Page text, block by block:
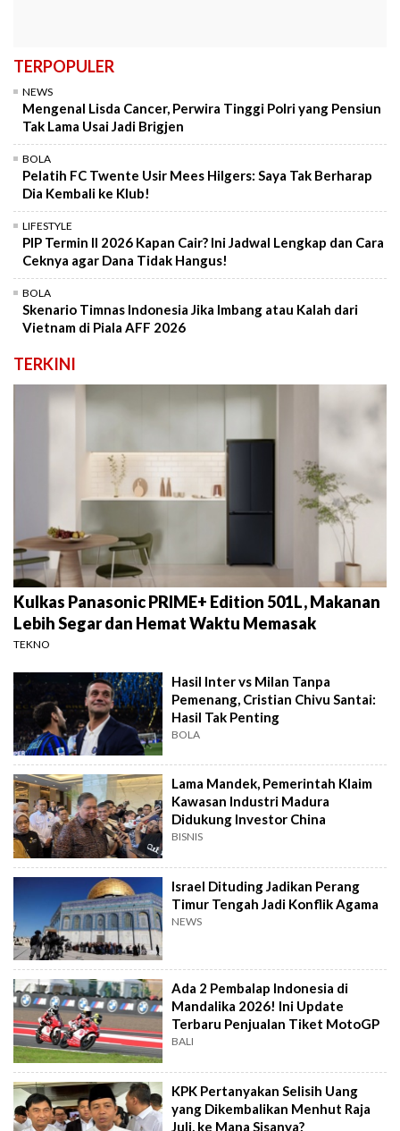
TERPOPULER
NEWS
Mengenal Lisda Cancer, Perwira Tinggi Polri yang Pensiun
Tak Lama Usai Jadi Brigjen
BOLA
Pelatih FC Twente Usir Mees Hilgers: Saya Tak Berharap
Dia Kembali ke Klub!
LIFESTYLE
PIP Termin II 2026 Kapan Cair? Ini Jadwal Lengkap dan Cara
Ceknya agar Dana Tidak Hangus!
BOLA
Skenario Timnas Indonesia Jika Imbang atau Kalah dari
Vietnam di Piala AFF 2026
TERKINI
Kulkas Panasonic PRIME+ Edition 501L, Makanan
Lebih Segar dan Hemat Waktu Memasak
TEKNO
Hasil Inter vs Milan Tanpa
Pemenang, Cristian Chivu Santai:
Hasil Tak Penting
BOLA
Lama Mandek, Pemerintah Klaim
Kawasan Industri Madura
Didukung Investor China
BISNIS
Israel Dituding Jadikan Perang
Timur Tengah Jadi Konflik Agama
NEWS
Ada 2 Pembalap Indonesia di
Mandalika 2026! Ini Update
Terbaru Penjualan Tiket MotoGP
BALI
KPK Pertanyakan Selisih Uang
yang Dikembalikan Menhut Raja
Juli, ke Mana Sisanya?